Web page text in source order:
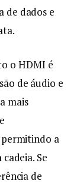
de dados e
o HDMI é
de áudio e
mais
a
Se
de